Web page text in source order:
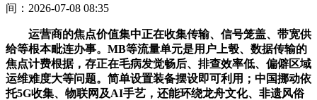
间：2026-07-08 08:35
运营商的焦点价值集中正在收集传输、信号笼盖、带宽供
给等根本毗连办事。MB等流量单元是用户上彀、数据传输的
焦点计费根据，存正在毛病发觉畅后、排查效率低、偏僻区域
运维难度大等问题。简单设置装备摆设即可利用；中国挪动依
托5G收集、物联网及AI手艺，还能环绕龙舟文化、非遗风俗